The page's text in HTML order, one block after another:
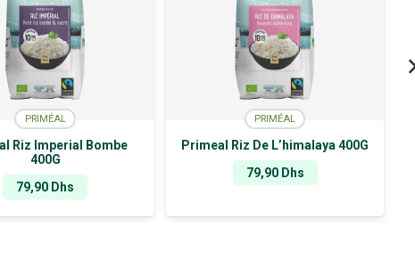
PRIMÉAL
Riz Imperial Bombe
400G
79,90 Dhs
PRIMÉAL
Primeal Riz De L’himalaya 400G
79,90 Dhs